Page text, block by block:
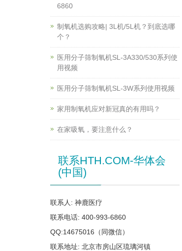
6860
制氧机选购攻略| 3L机/5L机？到底选哪
个？
医用分子筛制氧机SL-3A330/530系列使
用视频
医用分子筛制氧机SL-3W系列使用视频
家用制氧机应对新冠真的有用吗？
在家吸氧，要注意什么？
联系HTH.COM-华体会
(中国)
联系人: 神鹿医疗
联系电话: 400-993-6860
QQ:14675016（同微信）
联系地址: 北京市房山区琉璃河镇